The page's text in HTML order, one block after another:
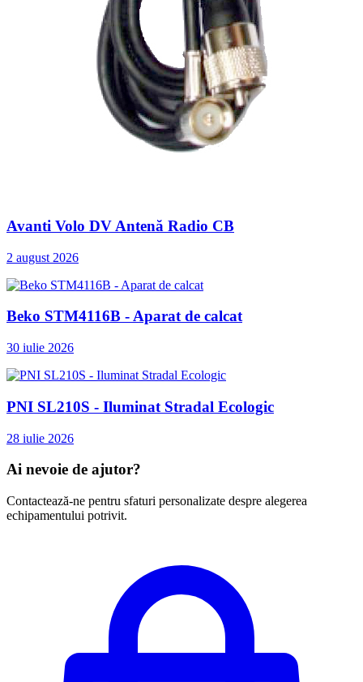
Avanti Volo DV Antenă Radio CB
2 august 2026
Beko STM4116B - Aparat de calcat
30 iulie 2026
PNI SL210S - Iluminat Stradal Ecologic
28 iulie 2026
Ai nevoie de ajutor?
Contactează-ne pentru sfaturi personalizate despre alegerea
echipamentului potrivit.